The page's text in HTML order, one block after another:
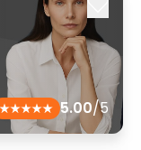
5.00/5